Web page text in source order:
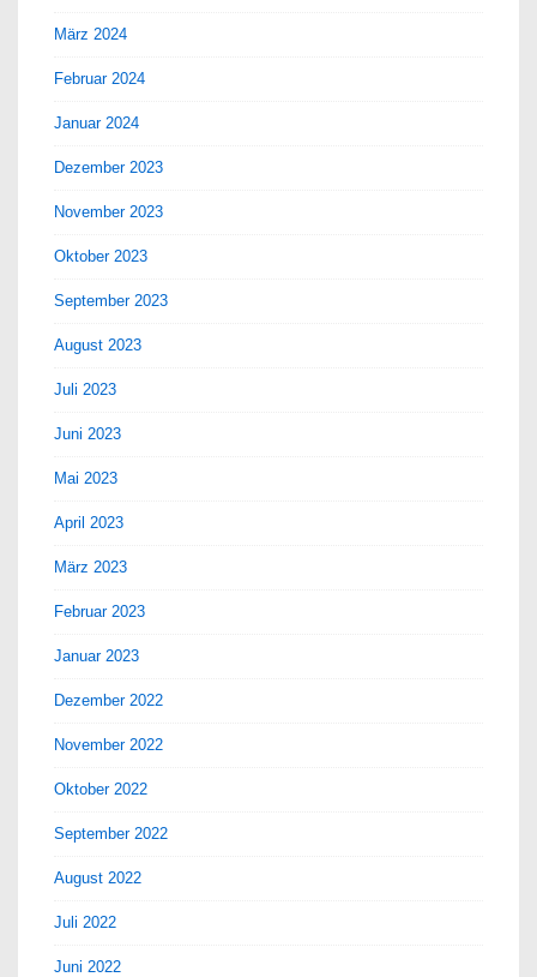
März 2024
Februar 2024
Januar 2024
Dezember 2023
November 2023
Oktober 2023
September 2023
August 2023
Juli 2023
Juni 2023
Mai 2023
April 2023
März 2023
Februar 2023
Januar 2023
Dezember 2022
November 2022
Oktober 2022
September 2022
August 2022
Juli 2022
Juni 2022